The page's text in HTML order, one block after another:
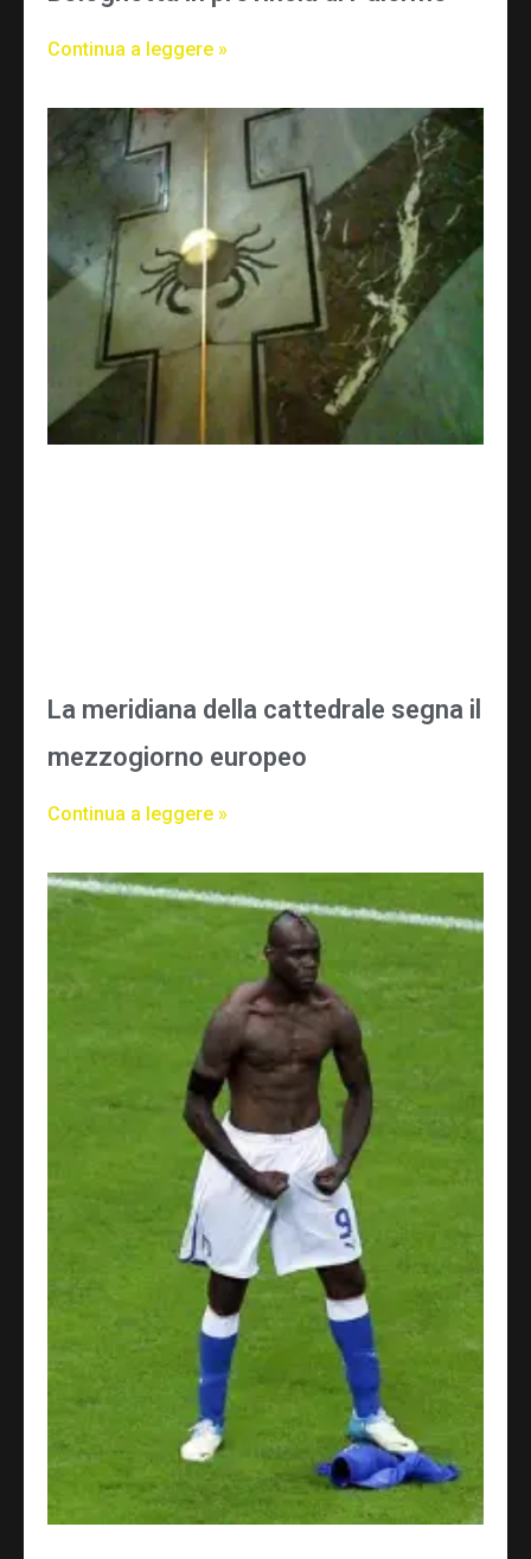
Continua a leggere »
La meridiana della cattedrale segna il
mezzogiorno europeo
Continua a leggere »